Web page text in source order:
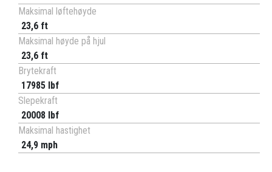
Maksimal løftehøyde
23,6 ft
Maksimal høyde på hjul
23,6 ft
Brytekraft
17985 lbf
Slepekraft
20008 lbf
Maksimal hastighet
24,9 mph